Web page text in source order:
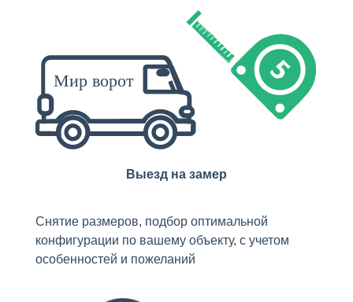
Выезд на замер
Снятие размеров, подбор оптимальной
конфигурации по вашему объекту, с учетом
особенностей и пожеланий